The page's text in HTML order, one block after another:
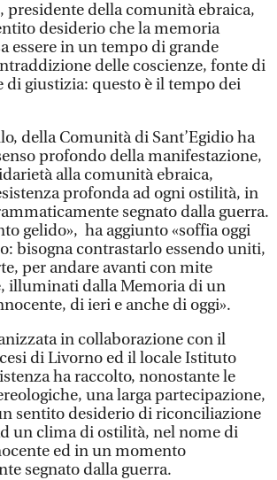
presidente della comunità ebraica,
desiderio che la memoria
essere in un tempo di grande
delle coscienze, fonte di
di giustizia: questo è il tempo dei
della Comunità di Sant’Egidio ha
profondo della manifestazione,
alla comunità ebraica,
profonda ad ogni ostilità, in
segnato dalla guerra.
gelido», ha aggiunto «soffia oggi
bisogna contrastarlo essendo uniti,
per andare avanti con mite
illuminati dalla Memoria di un
di ieri e anche di oggi».
in collaborazione con il
di Livorno ed il locale Istituto
ha raccolto, nonostante le
una larga partecipazione,
sentito desiderio di riconciliazione
un clima di ostilità, nel nome di
ed in un momento
segnato dalla guerra.